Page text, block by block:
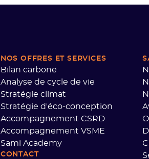
NOS OFFRES ET SERVICES
Bilan carbone
Analyse de cycle de vie
Stratégie climat
Stratégie d'éco-conception
Accompagnement CSRD
Accompagnement VSME
Sami Academy
CONTACT